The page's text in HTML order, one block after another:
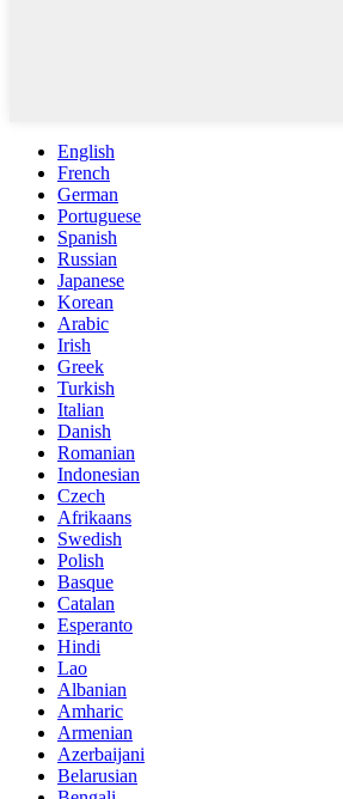
English
French
German
Portuguese
Spanish
Russian
Japanese
Korean
Arabic
Irish
Greek
Turkish
Italian
Danish
Romanian
Indonesian
Czech
Afrikaans
Swedish
Polish
Basque
Catalan
Esperanto
Hindi
Lao
Albanian
Amharic
Armenian
Azerbaijani
Belarusian